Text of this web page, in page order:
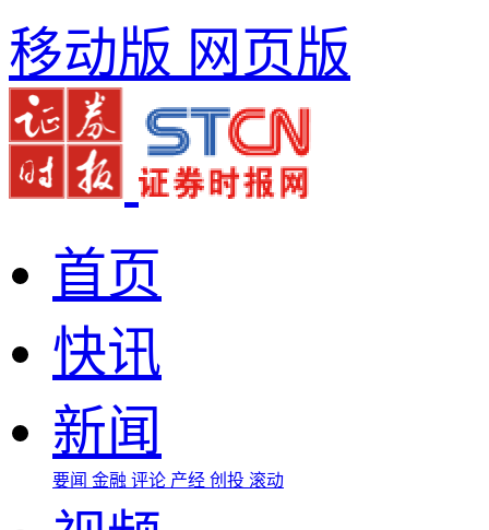
移动版 网页版
首页
快讯
新闻
要闻 金融 评论 产经 创投 滚动